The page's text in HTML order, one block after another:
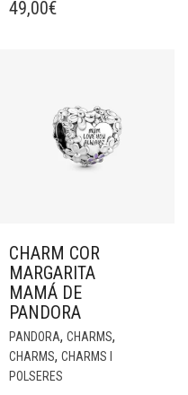
49,00€
CHARM COR
MARGARITA
MAMÁ DE
PANDORA
PANDORA, CHARMS,
CHARMS, CHARMS I
POLSERES